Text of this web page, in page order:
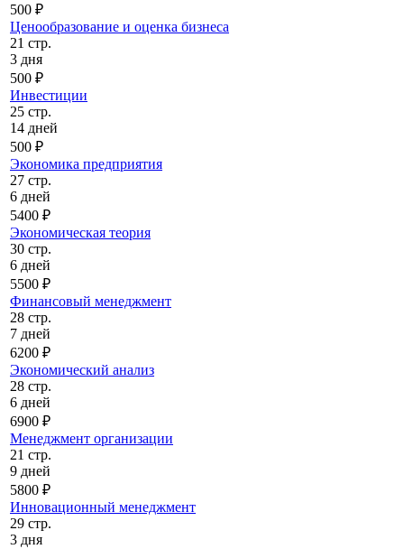
500 ₽
Ценообразование и оценка бизнеса
21 стр.
3 дня
500 ₽
Инвестиции
25 стр.
14 дней
500 ₽
Экономика предприятия
27 стр.
6 дней
5400 ₽
Экономическая теория
30 стр.
6 дней
5500 ₽
Финансовый менеджмент
28 стр.
7 дней
6200 ₽
Экономический анализ
28 стр.
6 дней
6900 ₽
Менеджмент организации
21 стр.
9 дней
5800 ₽
Инновационный менеджмент
29 стр.
3 дня